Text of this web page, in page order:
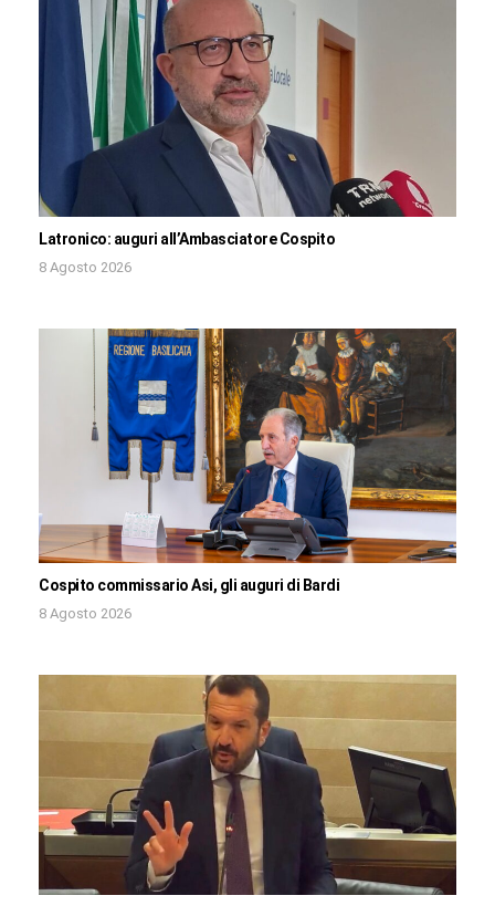
Latronico: auguri all’Ambasciatore Cospito
8 Agosto 2026
Cospito commissario Asi, gli auguri di Bardi
8 Agosto 2026